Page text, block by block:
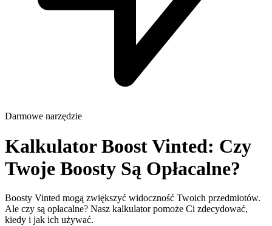
Darmowe narzędzie
Kalkulator Boost Vinted: Czy
Twoje Boosty Są Opłacalne?
Boosty Vinted mogą zwiększyć widoczność Twoich przedmiotów.
Ale czy są opłacalne? Nasz kalkulator pomoże Ci zdecydować,
kiedy i jak ich używać.